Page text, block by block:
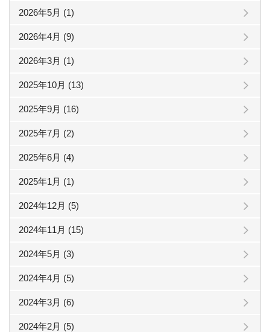
2026年5月 (1)
2026年4月 (9)
2026年3月 (1)
2025年10月 (13)
2025年9月 (16)
2025年7月 (2)
2025年6月 (4)
2025年1月 (1)
2024年12月 (5)
2024年11月 (15)
2024年5月 (3)
2024年4月 (5)
2024年3月 (6)
2024年2月 (5)